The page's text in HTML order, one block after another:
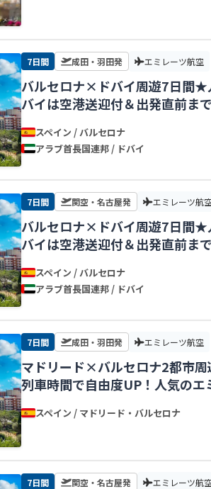
7日間 成田・羽田発 エミレーツ航空
バルセロナ×ドバイ周遊7日間★
バイは空港送迎付＆出発直前ま
スペイン / バルセロナ
アラブ首長国連邦 / ドバイ
7日間 関空・名古屋発 エミレーツ航空
バルセロナ×ドバイ周遊7日間★
バイは空港送迎付＆出発直前ま
スペイン / バルセロナ
アラブ首長国連邦 / ドバイ
7日間 成田・羽田発 エミレーツ航空
マドリード×バルセロナ2都市
列車時間で自由度UP！人気の
スペイン / マドリード・バルセロナ
7日間 関空・名古屋発 エミレーツ航空